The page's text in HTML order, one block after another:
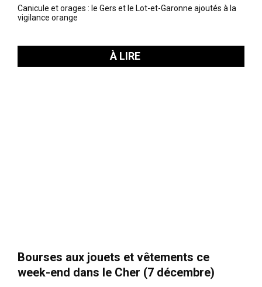
Canicule et orages : le Gers et le Lot-et-Garonne ajoutés à la
vigilance orange
À LIRE
Bourses aux jouets et vêtements ce
week-end dans le Cher (7 décembre)